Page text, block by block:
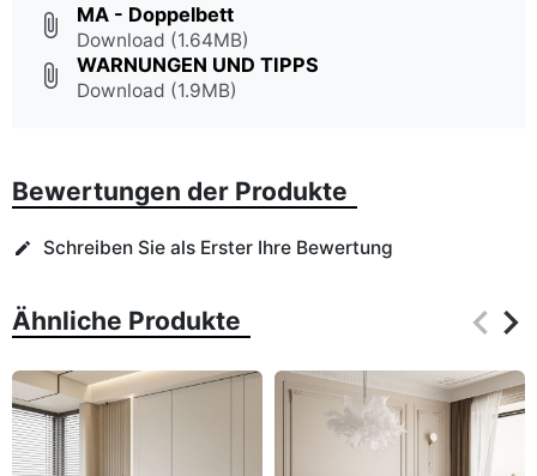
attach_file MA - Doppelbett
Download (1.64MB)
attach_file WARNUNGEN UND TIPPS
Download (1.9MB)
Bewertungen der Produkte
edit Schreiben Sie als Erster Ihre Bewertung
Ähnliche Produkte keyboard_arrow_left
keyboard_arrow_right